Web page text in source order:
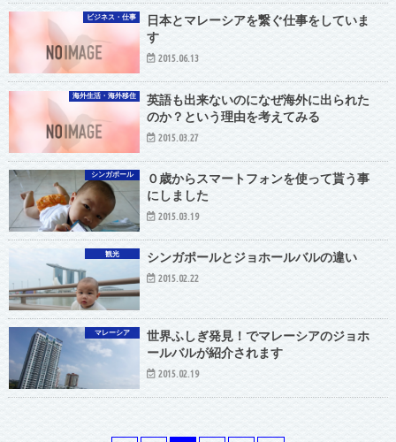
ビジネス・仕事
日本とマレーシアを繋ぐ仕事をしていま
す
2015.06.13
海外生活・海外移住
英語も出来ないのになぜ海外に出られた
のか？という理由を考えてみる
2015.03.27
シンガポール
０歳からスマートフォンを使って貰う事
にしました
2015.03.19
観光 シンガポールとジョホールバルの違い
2015.02.22
マレーシア
世界ふしぎ発見！でマレーシアのジョホ
ールバルが紹介されます
2015.02.19